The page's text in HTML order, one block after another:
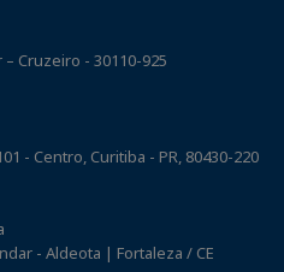
– Cruzeiro - 30110-925
- Centro, Curitiba - PR, 80430-220
- Aldeota | Fortaleza / CE